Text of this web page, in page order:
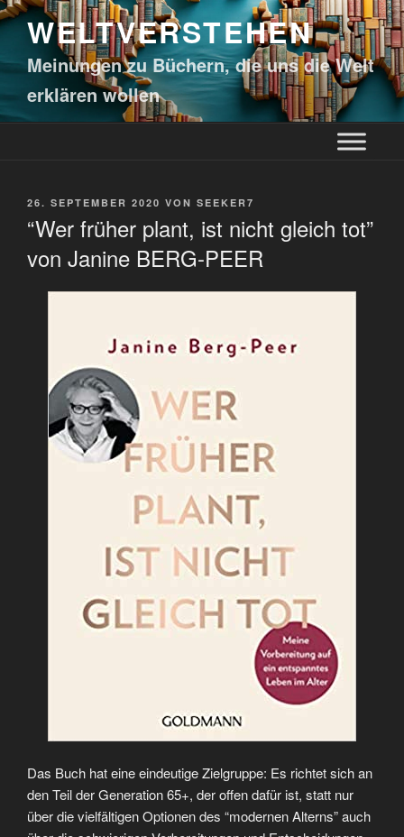
WELTVERSTEHEN
Meinungen zu Büchern, die uns die Welt
erklären wollen
26. SEPTEMBER 2020 VON SEEKER7
“Wer früher plant, ist nicht gleich tot”
von Janine BERG-PEER
Das Buch hat eine eindeutige Zielgruppe: Es richtet sich an
den Teil der Generation 65+, der offen dafür ist, statt nur
über die vielfältigen Optionen des “modernen Alterns” auch